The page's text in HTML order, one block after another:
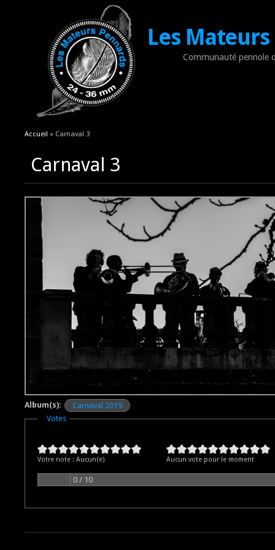
Les
Communauté pennole
Vous êtes ici
Accueil » Carnaval 3
Carnaval 3
Album(s):
Carnaval 2019
Masquer
Votes
Votre note : Aucun(e) Aucun vote pour le moment
0 / 10